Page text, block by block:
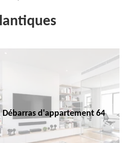
Débarras d'appartement 64